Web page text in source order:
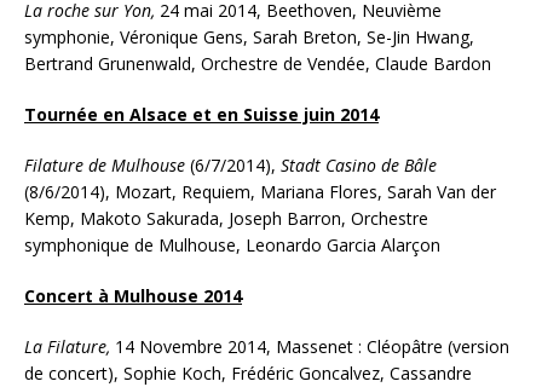
La roche sur Yon, 24 mai 2014, Beethoven, Neuvième
symphonie, Véronique Gens, Sarah Breton, Se-Jin Hwang,
Bertrand Grunenwald, Orchestre de Vendée, Claude Bardon
Tournée en Alsace et en Suisse juin 2014
Filature de Mulhouse (6/7/2014), Stadt Casino de Bâle
(8/6/2014), Mozart, Requiem, Mariana Flores, Sarah Van der
Kemp, Makoto Sakurada, Joseph Barron, Orchestre
symphonique de Mulhouse, Leonardo Garcia Alarçon
Concert à Mulhouse 2014
La Filature, 14 Novembre 2014, Massenet : Cléopâtre (version
de concert), Sophie Koch, Frédéric Goncalvez, Cassandre